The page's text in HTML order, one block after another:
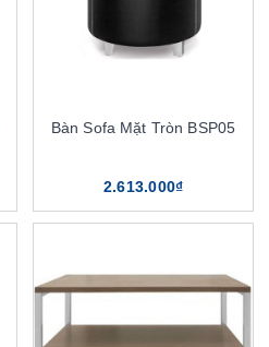
Bàn Sofa Mặt Tròn BSP05
2.613.000₫